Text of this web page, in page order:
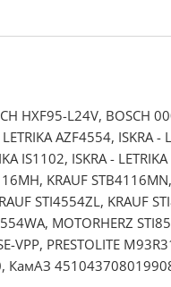
HХF95-L24V,
AZF4554, ISKRA -
IS1102, ISKRA -
KRAUF
STI4554ZL, KRAUF
MOTORHERZ
VPP, PRESTOLITE
КамАЗ